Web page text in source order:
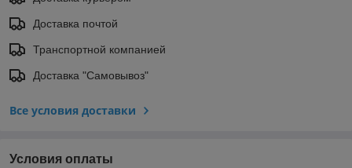
Доставка почтой
Транспортной компанией
Доставка "Самовывоз"
Все условия доставки
Условия оплаты